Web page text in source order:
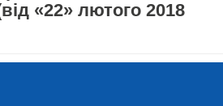
«22» лютого 2018